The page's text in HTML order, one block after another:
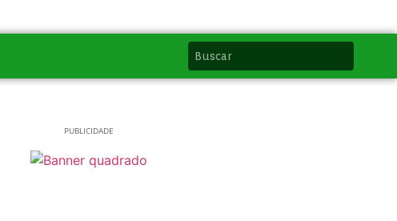
PUBLICIDADE